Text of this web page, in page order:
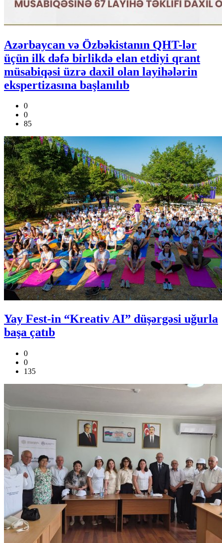
Azərbaycan və Özbəkistanın QHT-lər
üçün ilk dəfə birlikdə elan etdiyi qrant
müsabiqəsi üzrə daxil olan layihələrin
ekspertizasına başlanılıb
0
0
85
Yay Fest-in “Kreativ AI” düşərgəsi uğurla
başa çatıb
0
0
135